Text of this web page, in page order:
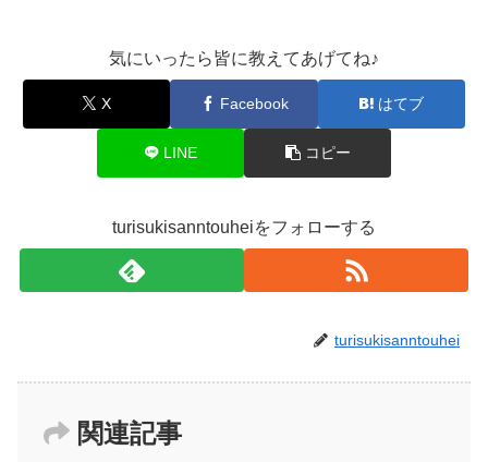
気にいったら皆に教えてあげてね♪
X Facebook はてブ
LINE コピー
turisukisanntouheiをフォローする
turisukisanntouhei
関連記事